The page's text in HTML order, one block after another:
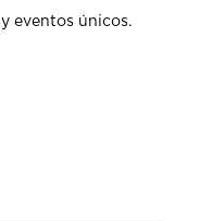
y eventos únicos.